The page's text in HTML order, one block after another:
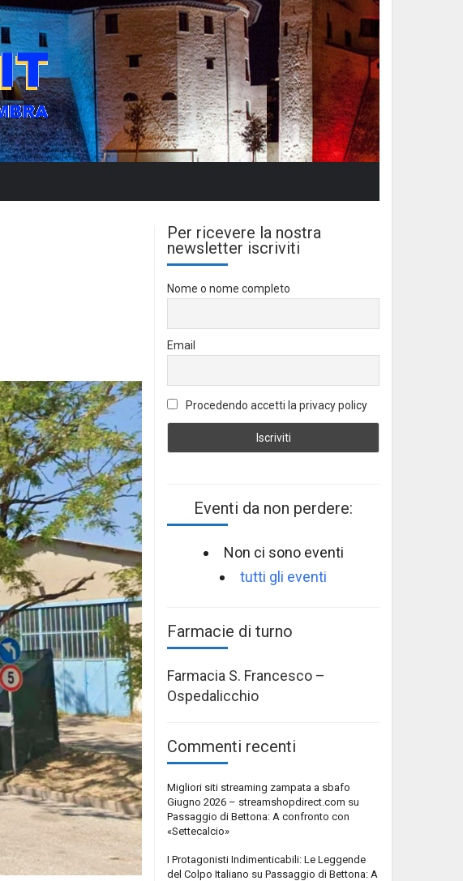
Per ricevere la nostra
newsletter iscriviti
Nome o nome completo
Email
Procedendo accetti la privacy policy
Eventi da non perdere:
Non ci sono eventi
tutti gli eventi
Farmacie di turno
Farmacia S. Francesco –
Ospedalicchio
Commenti recenti
Migliori siti streaming zampata a sbafo
Giugno 2026 – streamshopdirect.com su
Passaggio di Bettona: A confronto con
«Settecalcio»
I Protagonisti Indimenticabili: Le Leggende
del Colpo Italiano su Passaggio di Bettona: A